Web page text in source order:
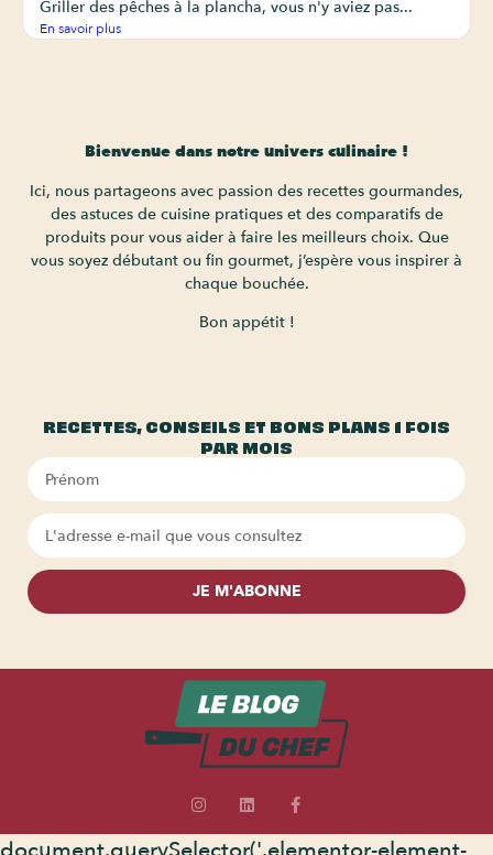
Griller des pêches à la plancha, vous n'y aviez pas...
En savoir plus
Bienvenue dans notre univers culinaire !
Ici, nous partageons avec passion des recettes gourmandes,
des astuces de cuisine pratiques et des comparatifs de
produits pour vous aider à faire les meilleurs choix. Que
vous soyez débutant ou fin gourmet, j’espère vous inspirer à
chaque bouchée.
Bon appétit !
RECETTES, CONSEILS ET BONS PLANS 1 FOIS
PAR MOIS
JE M'ABONNE